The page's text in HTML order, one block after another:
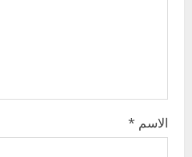
الاسم *